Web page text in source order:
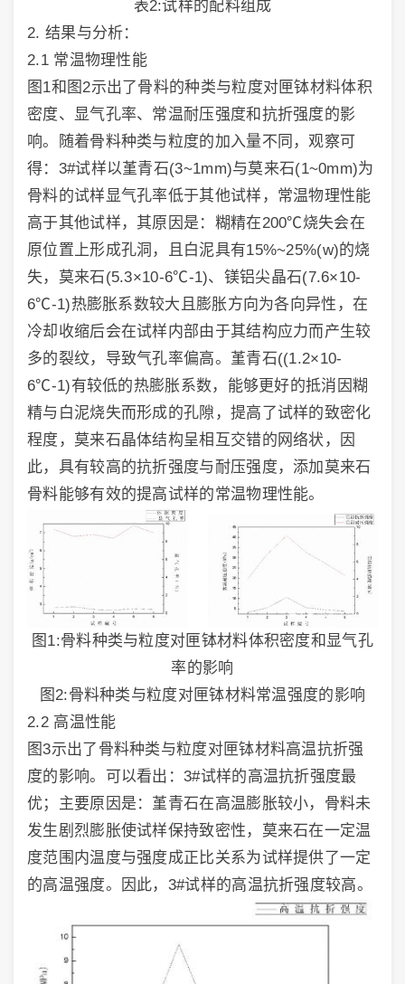
表2:试样的配料组成
2. 结果与分析：
2.1 常温物理性能
图1和图2示出了骨料的种类与粒度对匣钵材料体积
密度、显气孔率、常温耐压强度和抗折强度的影
响。随着骨料种类与粒度的加入量不同，观察可
得：3#试样以堇青石(3~1mm)与莫来石(1~0mm)为
骨料的试样显气孔率低于其他试样，常温物理性能
高于其他试样，其原因是：糊精在200℃烧失会在
原位置上形成孔洞，且白泥具有15%~25%(w)的烧
失，莫来石(5.3×10-6℃-1)、镁铝尖晶石(7.6×10-
6℃-1)热膨胀系数较大且膨胀方向为各向异性，在
冷却收缩后会在试样内部由于其结构应力而产生较
多的裂纹，导致气孔率偏高。堇青石((1.2×10-
6℃-1)有较低的热膨胀系数，能够更好的抵消因糊
精与白泥烧失而形成的孔隙，提高了试样的致密化
程度，莫来石晶体结构呈相互交错的网络状，因
此，具有较高的抗折强度与耐压强度，添加莫来石
骨料能够有效的提高试样的常温物理性能。
图1:骨料种类与粒度对匣钵材料体积密度和显气孔
率的影响
图2:骨料种类与粒度对匣钵材料常温强度的影响
2.2 高温性能
图3示出了骨料种类与粒度对匣钵材料高温抗折强
度的影响。可以看出：3#试样的高温抗折强度最
优；主要原因是：堇青石在高温膨胀较小，骨料未
发生剧烈膨胀使试样保持致密性，莫来石在一定温
度范围内温度与强度成正比关系为试样提供了一定
的高温强度。因此，3#试样的高温抗折强度较高。